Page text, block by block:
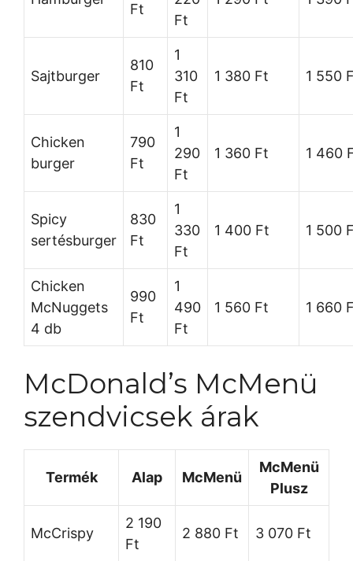
Ft
Ft
Sajtburger
810
Ft
1
310
Ft
1 380 Ft 1 550
Chicken
burger
790
Ft
1
290
Ft
1 360 Ft 1 460
Spicy
sertésburger
830
Ft
1
330
Ft
1 400 Ft 1 500
Chicken
McNuggets
4 db
990
Ft
1
490
Ft
1 560 Ft 1 660
McDonald’s McMenü
szendvicsek árak
Termék Alap McMenü
McMenü
Plusz
McCrispy
2 190
Ft
2 880 Ft 3 070 Ft